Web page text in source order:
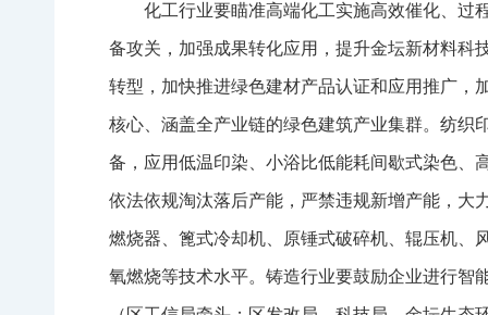
化工行业要瞄准高端化工实施高效催化、过
备攻关，加强成果转化应用，提升金坛新材料科
转型，加快推进绿色建材产品认证和应用推广，
核心、涵盖全产业链的绿色建筑产业集群。纺织
备，应用低温印染、小浴比低能耗间歇式染色、
依法依规淘汰落后产能，严禁违规新增产能，大
燃烧器、篦式冷却机、原锤式破碎机、辊压机、
氧燃烧等技术水平。铸造行业要鼓励企业进行智